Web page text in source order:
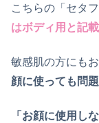
こちらの「セタ
はボディ用と記載
敏感肌の方にも
顔に使っても問
「お顔に使用し